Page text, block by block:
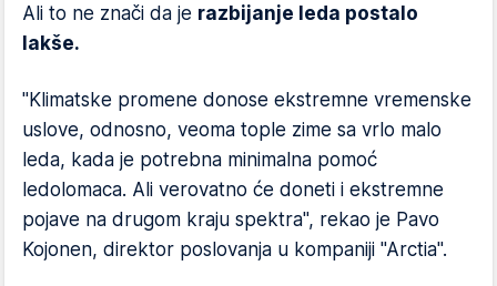
Ali to ne znači da je razbijanje leda postalo
lakše.
"Klimatske promene donose ekstremne vremenske
uslove, odnosno, veoma tople zime sa vrlo malo
leda, kada je potrebna minimalna pomoć
ledolomaca. Ali verovatno će doneti i ekstremne
pojave na drugom kraju spektra", rekao je Pavo
Kojonen, direktor poslovanja u kompaniji "Arctia".